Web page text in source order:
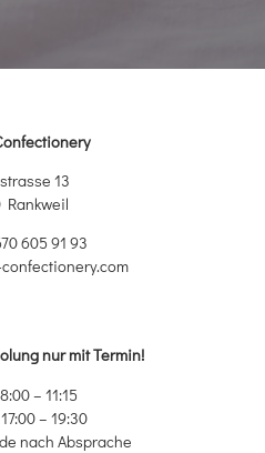
13
Rankweil
605 91 93
nur mit Termin!
– 11:15
– 19:30
nach Absprache